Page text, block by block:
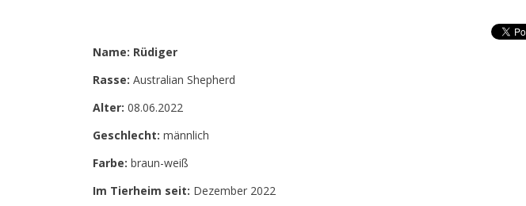
Name: Rüdiger
Rasse: Australian Shepherd
Alter: 08.06.2022
Geschlecht: männlich
Farbe: braun-weiß
Im Tierheim seit: Dezember 2022